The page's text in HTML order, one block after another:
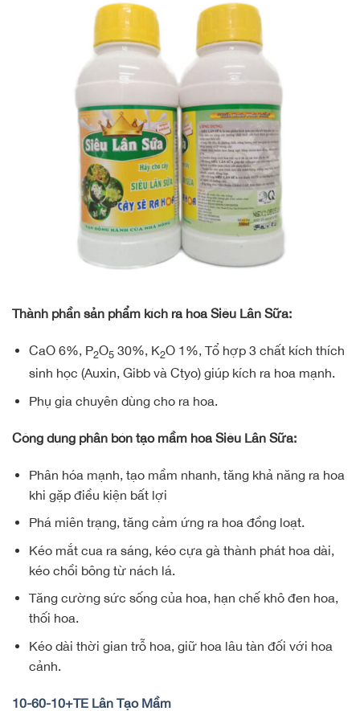
Thành phần sản phẩm kích ra hoa Siêu Lân Sữa:
CaO 6%, P2O5 30%, K2O 1%, Tổ hợp 3 chất kích thích
sinh học (Auxin, Gibb và Ctyo) giúp kích ra hoa mạnh.
Phụ gia chuyên dùng cho ra hoa.
Công dụng phân bón tạo mầm hoa Siêu Lân Sữa:
Phân hóa mạnh, tạo mầm nhanh, tăng khả năng ra hoa
khi gặp điều kiện bất lợi
Phá miên trạng, tăng cảm ứng ra hoa đồng loạt.
Kéo mắt cua ra sáng, kéo cựa gà thành phát hoa dài,
kéo chồi bông từ nách lá.
Tăng cường sức sống của hoa, hạn chế khô đen hoa,
thối hoa.
Kéo dài thời gian trỗ hoa, giữ hoa lâu tàn đối với hoa
cảnh.
10-60-10+TE Lân Tạo Mầm